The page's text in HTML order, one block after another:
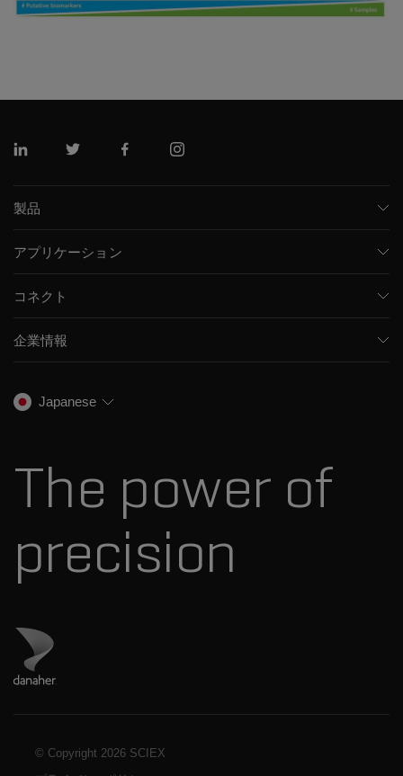
リンクトインツイッターフェイスブックインスタグラム
製品
キャピラリー電気泳動機器
統合ソリューション
スペクトルライブラリ
アプリケーション
環境分析
法医学ソリューション
コネクト
トレーニング
キャリア
企業情報
プレスリリース
Japanese
The power of
precision
ダナハーのサイトにアクセス
© Copyright 2026 SCIEX